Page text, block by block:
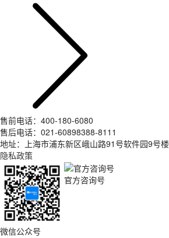
售前电话：400-180-6080
售后电话：021-60898388-8111
地址：上海市浦东新区峨山路91号软件园9号
隐私政策
微信公众号
官方咨询号